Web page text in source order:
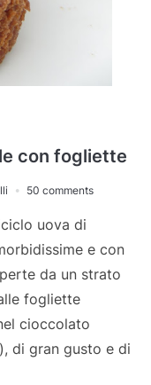
con fogliette
50 comments
uova di
e con
da un strato
fogliette
cioccolato
di gran gusto e di